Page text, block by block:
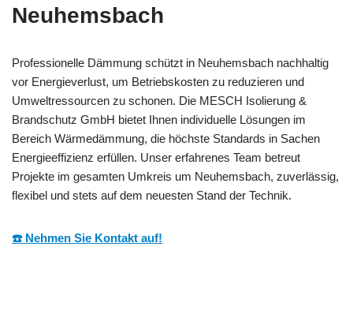
Neuhemsbach
Professionelle Dämmung schützt in Neuhemsbach nachhaltig
vor Energieverlust, um Betriebskosten zu reduzieren und
Umweltressourcen zu schonen. Die MESCH Isolierung &
Brandschutz GmbH bietet Ihnen individuelle Lösungen im
Bereich Wärmedämmung, die höchste Standards in Sachen
Energieeffizienz erfüllen. Unser erfahrenes Team betreut
Projekte im gesamten Umkreis um Neuhemsbach, zuverlässig,
flexibel und stets auf dem neuesten Stand der Technik.
☎️ Nehmen Sie Kontakt auf!